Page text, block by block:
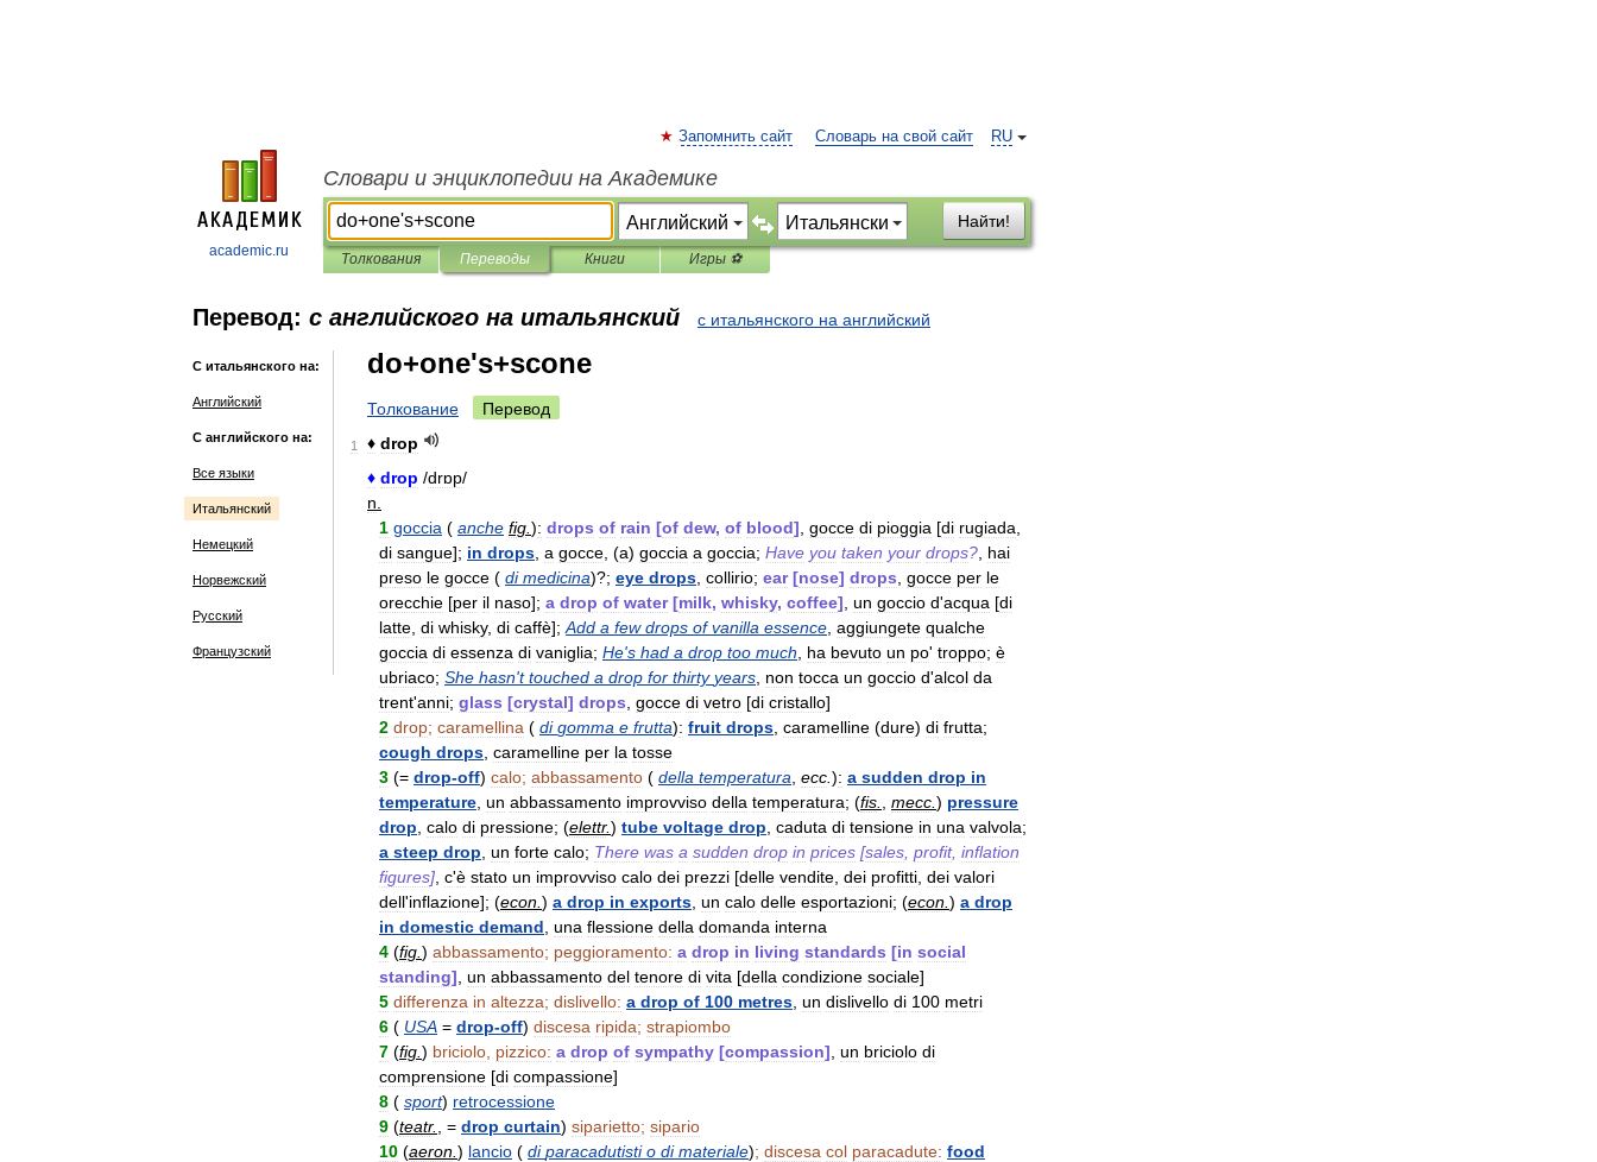
academic.ru
RU
Запомнить сайт Словарь на свой сайт
Словари и энциклопедии на Академике
Найти!
Толкования Переводы Книги Игры ⚽
Перевод: с английского на итальянский с итальянского на английский
С итальянского на:
Английский
С английского на:
Все языки
Итальянский
Немецкий
Норвежский
Русский
Французский
do+one's+scone
Толкование Перевод
1 ♦ drop
♦ drop /drɒp/
n
1 goccia ( anche fig ): drops of rain [of dew, of blood] gocce di pioggia [di rugiada
di sangue]; in drops a gocce , (a) goccia a goccia; Have you taken your drops? hai
preso le gocce ( di medicina)?; eye drops collirio; ear[nose] drops gocce per le
orecchie [per il naso]; a drop of water[milk, whisky, coffee] un goccio d'acqua [di
latte di whisky, di caffè]; Add a few drops of vanilla essence aggiungete qualche
goccia di essenza di vaniglia; He's had a drop too much ha bevuto un po' troppo; è
ubriaco; She hasn't touched a drop for thirty years non tocca un goccio d'alcol da
trent'anni; glass [crystal] drops gocce di vetro [di cristallo]
2 drop; caramellina ( di gomma e frutta): fruit drops caramelline (dure) di frutta;
cough drops caramelline per la tosse
3 (= drop-off) calo; abbassamento ( della temperatura ecc ): a sudden drop in
temperature un abbassamento improvviso della temperatura; (fis mecc ) pressure
drop calo di pressione; (elettr.) tube voltage drop caduta di tensione in una valvola;
a steep drop un forte calo; There was a sudden drop in prices [sales profit, inflation
figures] c'è stato un improvviso calo dei prezzi [delle vendite dei profitti dei valori
dell'inflazione]; (econ ) a drop in exports un calo delle esportazioni; (econ ) a drop
in domestic demand una flessione della domanda interna
4 (fig ) abbassamento; peggioramento: a drop in living standards [in social
standing] un abbassamento del tenore di vita [della condizione sociale]
5 differenza in altezza; dislivello: a drop of 100 metres un dislivello di 100 metri
6 ( USA = drop-off) discesa ripida; strapiombo
7 (fig ) briciolo pizzico: a drop of sympathy [compassion] un briciolo di
comprensione [di compassione]
8 ( sport) retrocessione
9 (teatr. , = drop curtain) siparietto; sipario
10 (aeron ) lancio ( di paracadutisti o di materiale); discesa col paracadute: food